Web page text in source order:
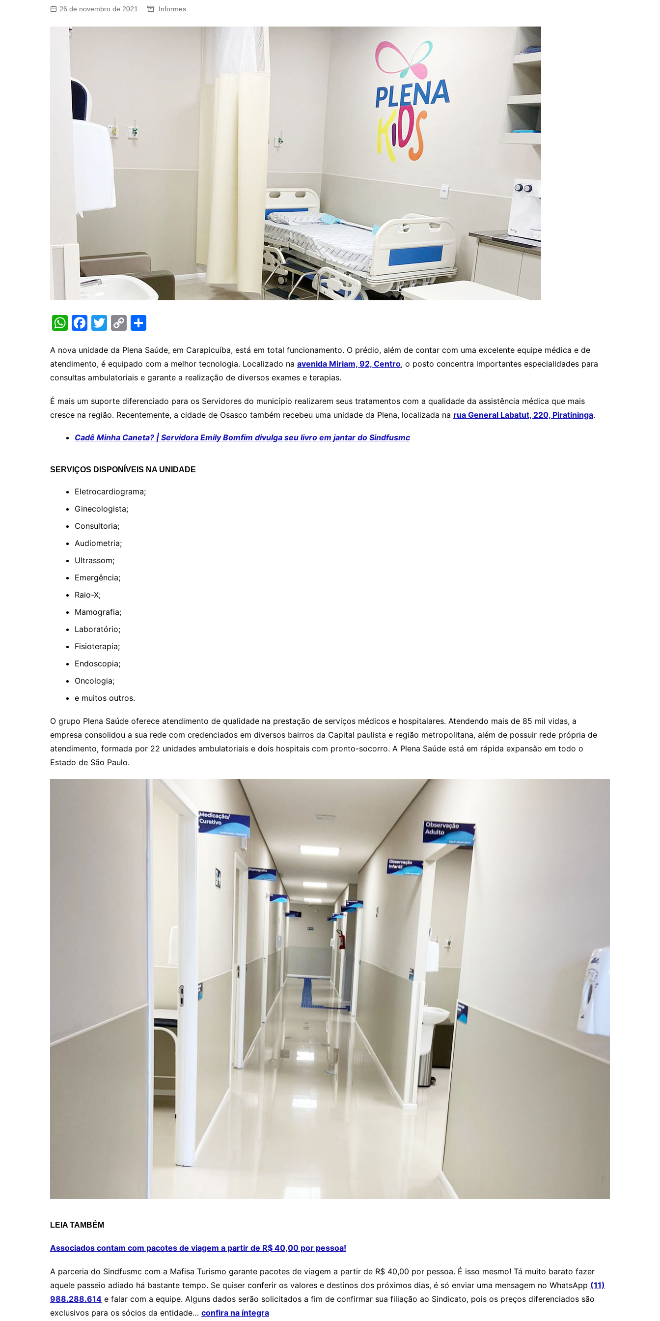
Linha de Crédito
Nivalmix
26 de novembro de 2021 Informes
W
at
s
A
p
p
F
c
e
b
o
o
k
T
itt
er
C
p
y
Li
n
k
ar
e
A nova unidade da Plena Saúde, em Carapicuíba, está em total funcionamento. O prédio, além de contar com uma excelente equipe médica e de
atendimento, é equipado com a melhor tecnologia. Localizado na avenida Miriam, 92, Centro, o posto concentra importantes especialidades para
consultas ambulatoriais e garante a realização de diversos exames e terapias.
É mais um suporte diferenciado para os Servidores do município realizarem seus tratamentos com a qualidade da assistência médica que mais
cresce na região. Recentemente, a cidade de Osasco também recebeu uma unidade da Plena, localizada na rua General Labatut, 220, Piratininga.
Cadê Minha Caneta? | Servidora Emily Bomfim divulga seu livro em jantar do Sindfusmc
SERVIÇOS DISPONÍVEIS NA UNIDADE
Eletrocardiograma;
Ginecologista;
Consultoria;
Audiometria;
Ultrassom;
Emergência;
Raio-X;
Mamografia;
Laboratório;
Fisioterapia;
Endoscopia;
Oncologia;
e muitos outros.
O grupo Plena Saúde oferece atendimento de qualidade na prestação de serviços médicos e hospitalares. Atendendo mais de 85 mil vidas, a
empresa consolidou a sua rede com credenciados em diversos bairros da Capital paulista e região metropolitana, além de possuir rede própria de
atendimento, formada por 22 unidades ambulatoriais e dois hospitais com pronto-socorro. A Plena Saúde está em rápida expansão em todo o
Estado de São Paulo.
LEIA TAMBÉM
Associados contam com pacotes de viagem a partir de R$ 40,00 por pessoa!
A parceria do Sindfusmc com a Mafisa Turismo garante pacotes de viagem a partir de R$ 40,00 por pessoa. É isso mesmo! Tá muito barato fazer
aquele passeio adiado há bastante tempo. Se quiser conferir os valores e destinos dos próximos dias, é só enviar uma mensagem no WhatsApp (11)
988.288.614 e falar com a equipe. Alguns dados serão solicitados a fim de confirmar sua filiação ao Sindicato, pois os preços diferenciados são
exclusivos para os sócios da entidade… confira na íntegra